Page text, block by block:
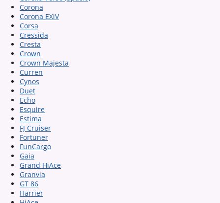
Corona
Corona EXiV
Corsa
Cressida
Cresta
Crown
Crown Majesta
Curren
Cynos
Duet
Echo
Esquire
Estima
FJ Cruiser
Fortuner
FunCargo
Gaia
Grand HiAce
Granvia
GT 86
Harrier